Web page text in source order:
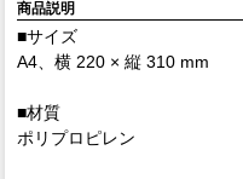
商品説明
■サイズ
A4、横 220 × 縦 310 mm
■材質
ポリプロピレン